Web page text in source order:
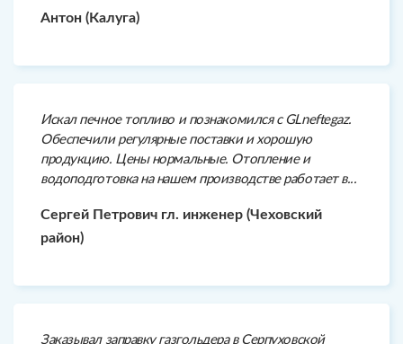
Антон (Калуга)
Искал печное топливо и познакомился с GLneftegaz.
Обеспечили регулярные поставки и хорошую
продукцию. Цены нормальные. Отопление и
водоподготовка на нашем производстве работает в...
Сергей Петрович гл. инженер (Чеховский
район)
Заказывал заправку газгольдера в Серпуховской